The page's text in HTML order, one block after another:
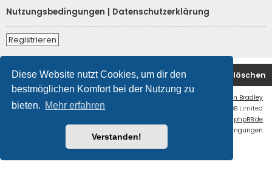
Diese Website nutzt Cookies, um dir den
bestmöglichen Komfort bei der Nutzung zu
bieten. Mehr erfahren
Verstanden!
Nutzungsbedingungen
Datenschutzerklärung
Registrieren
Foren-Übersicht Alle Cookies löschen
Kontakt
Ian Bradley
Powered by
® Forum Software © phpBB Limited
phpBB.de
Nutzungsbedingungen